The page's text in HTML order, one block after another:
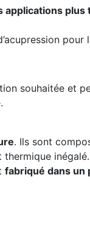
applications plus
souhaitée et
. Ils sont
fabriqué dans un